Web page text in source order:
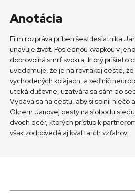
Anotácia
Film rozpráva príbeh šesťdesiatnika
unavuje život. Poslednou kvapkou v
dobrovoľná smrť svokra, ktorý prišiel o
uvedomuje, že je na rovnakej ceste,
vychodených koľajach, a keď nič
uteká duševne, uzatvára sa sám do
Vydáva sa na cestu, aby si splnil niečo
Okrem Janovej cesty na slobodu
dvoch dcér, ktorých prístup k
však zodpovedá aj kvalita ich vzťahov.